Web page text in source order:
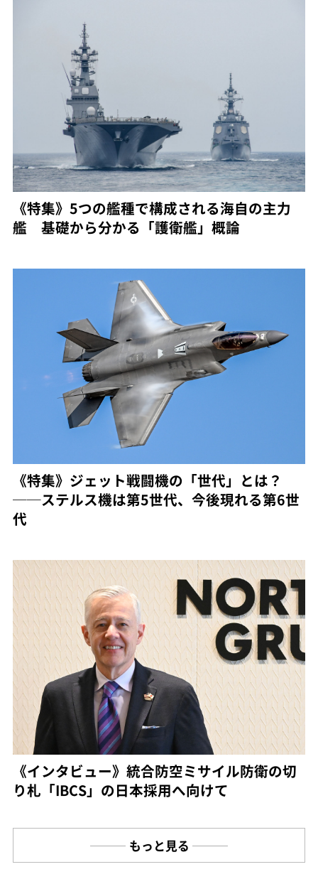
《特集》5つの艦種で構成される海自の主力
艦 基礎から分かる「護衛艦」概論
《特集》ジェット戦闘機の「世代」とは？
──ステルス機は第5世代、今後現れる第6世
代
《インタビュー》統合防空ミサイル防衛の切
り札「IBCS」の日本採用へ向けて
もっと見る